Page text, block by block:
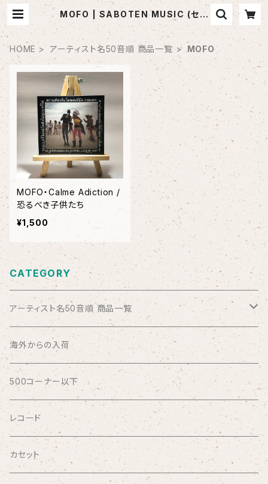
MOFO | SABOTEN MUSIC (セレ
クトCDショップ)
HOME アーティスト名50音順 商品一覧 MOFO
MOFO・Calme Adiction /
恐るべき子供たち
¥1,500
CATEGORY
アーティスト名50音順 商品一覧
ABSOLUTE LOSERS
AFRICA
AGU
AIRCRAFT
海外からの入荷
500コーナー以下
レコード
カセット